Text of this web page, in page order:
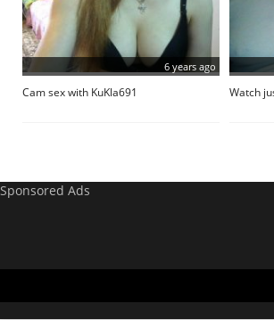
6 years ago
Cam sex with KuKla691 Watch
Sponsored Ads